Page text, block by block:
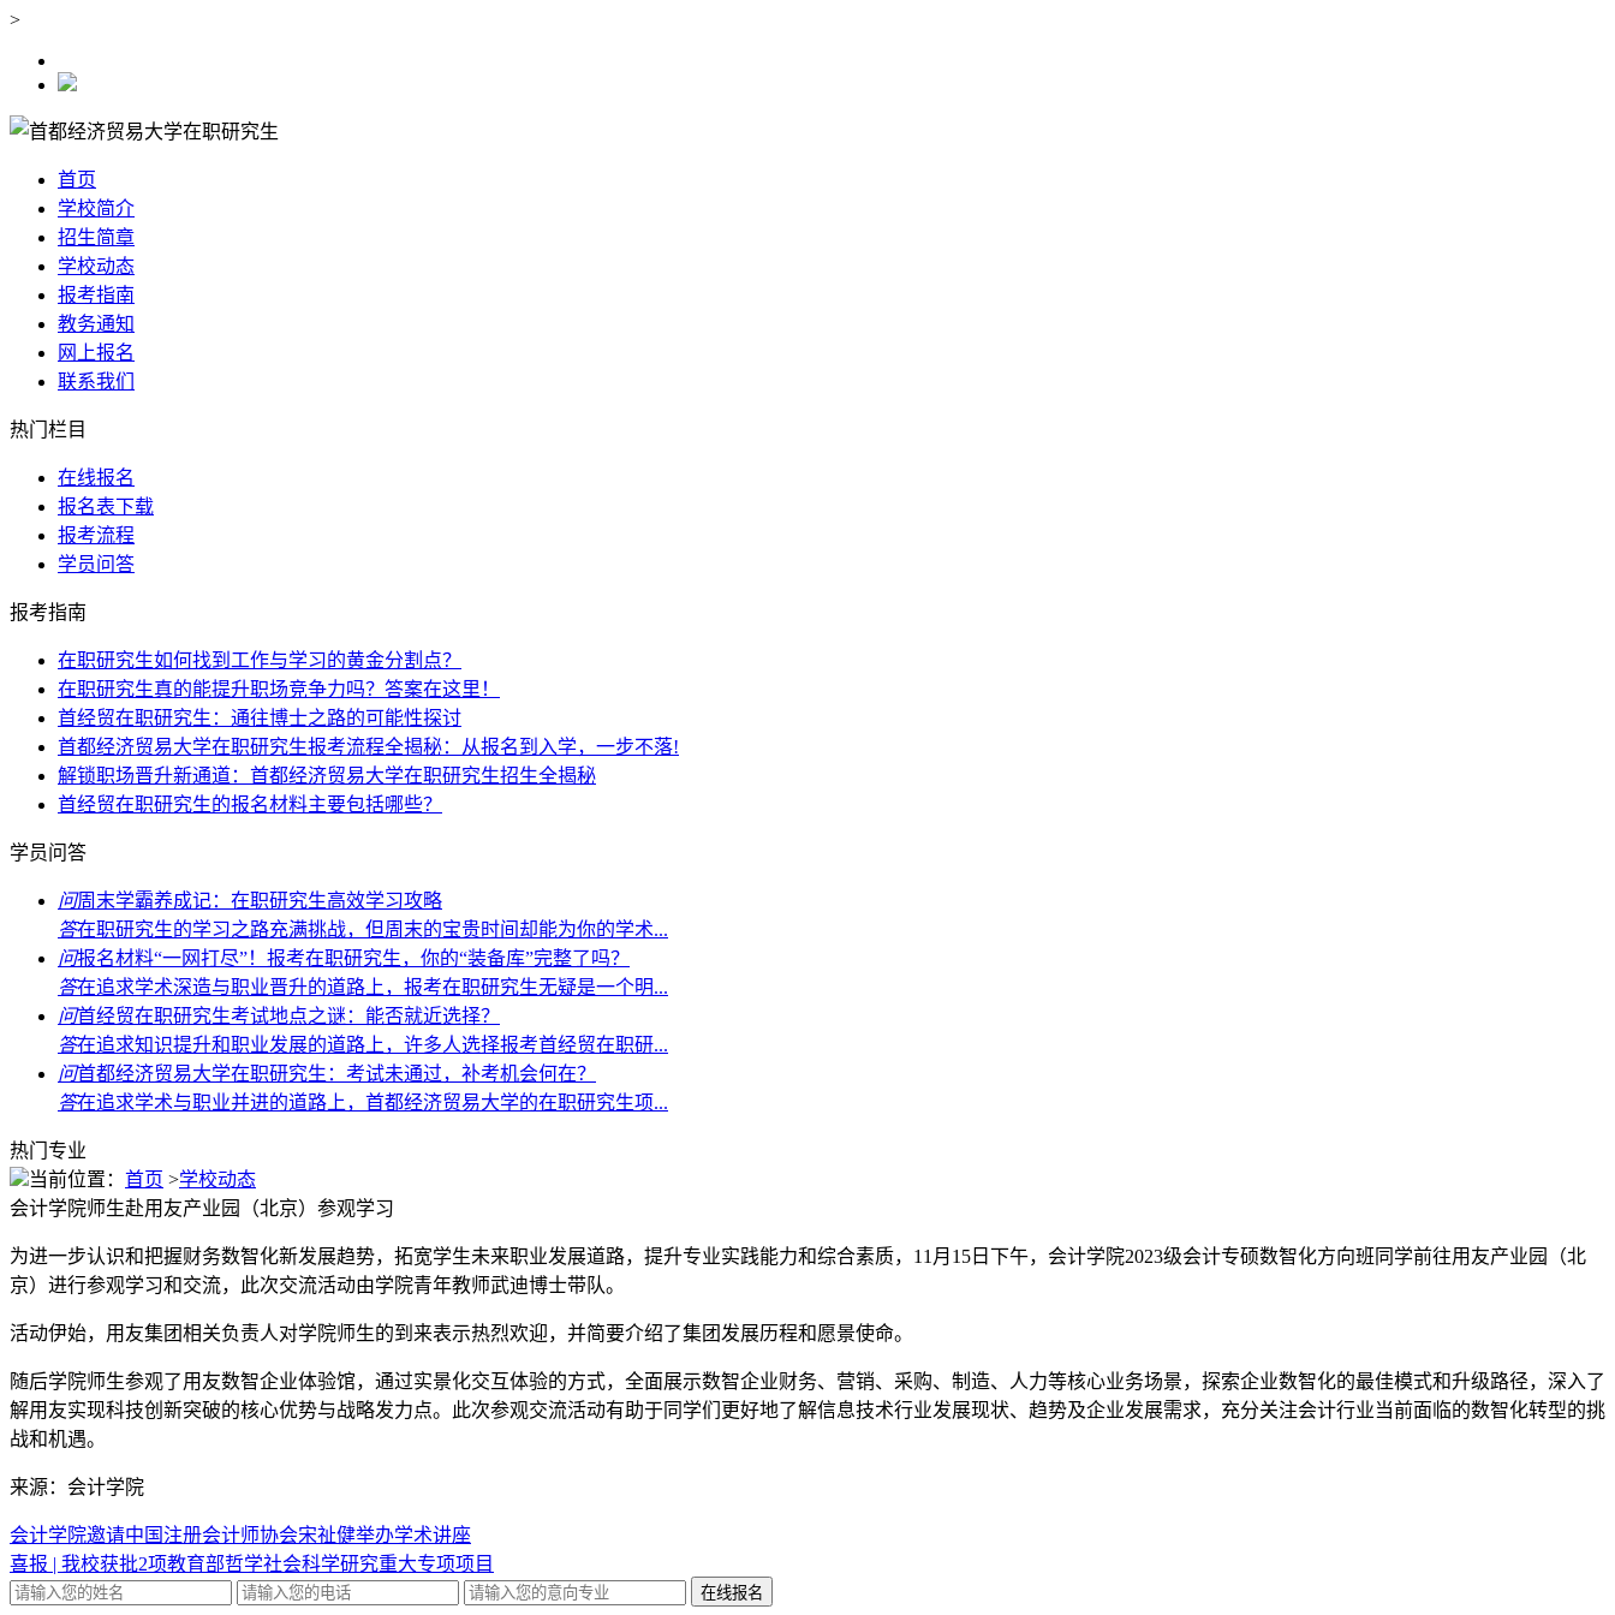
>
首页
学校简介
招生简章
学校动态
报考指南
教务通知
网上报名
联系我们
热门栏目
在线报名
报名表下载
报考流程
学员问答
报考指南
在职研究生如何找到工作与学习的黄金分割点？
在职研究生真的能提升职场竞争力吗？答案在这里！
首经贸在职研究生：通往博士之路的可能性探讨
首都经济贸易大学在职研究生报考流程全揭秘：从报名到入学，一步不落!
解锁职场晋升新通道：首都经济贸易大学在职研究生招生全揭秘
首经贸在职研究生的报名材料主要包括哪些？
学员问答
问周末学霸养成记：在职研究生高效学习攻略
答在职研究生的学习之路充满挑战，但周末的宝贵时间却能为你的学术...
问报名材料“一网打尽”！报考在职研究生，你的“装备库”完整了吗？
答在追求学术深造与职业晋升的道路上，报考在职研究生无疑是一个明...
问首经贸在职研究生考试地点之谜：能否就近选择？
答在追求知识提升和职业发展的道路上，许多人选择报考首经贸在职研...
问首都经济贸易大学在职研究生：考试未通过，补考机会何在？
答在追求学术与职业并进的道路上，首都经济贸易大学的在职研究生项...
热门专业
当前位置： 首页 >学校动态
会计学院师生赴用友产业园（北京）参观学习
为进一步认识和把握财务数智化新发展趋势，拓宽学生未来职业发展道路，提升专业实践能力和综合素质，11月15日下午，会计学院2023级会计专硕数智化方向班同学前往用友产业园（北
京）进行参观学习和交流，此次交流活动由学院青年教师武迪博士带队。
活动伊始，用友集团相关负责人对学院师生的到来表示热烈欢迎，并简要介绍了集团发展历程和愿景使命。
随后学院师生参观了用友数智企业体验馆，通过实景化交互体验的方式，全面展示数智企业财务、营销、采购、制造、人力等核心业务场景，探索企业数智化的最佳模式和升级路径，深入了
解用友实现科技创新突破的核心优势与战略发力点。此次参观交流活动有助于同学们更好地了解信息技术行业发展现状、趋势及企业发展需求，充分关注会计行业当前面临的数智化转型的挑
战和机遇。
来源：会计学院
会计学院邀请中国注册会计师协会宋祉健举办学术讲座
喜报 | 我校获批2项教育部哲学社会科学研究重大专项项目